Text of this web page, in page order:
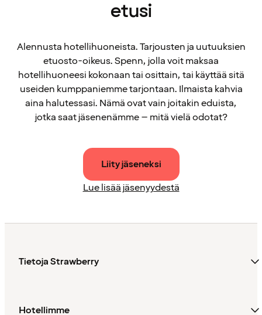
etusi
Alennusta hotellihuoneista. Tarjousten ja uutuuksien
etuosto-oikeus. Spenn, jolla voit maksaa
hotellihuoneesi kokonaan tai osittain, tai käyttää sitä
useiden kumppaniemme tarjontaan. Ilmaista kahvia
aina halutessasi. Nämä ovat vain joitakin eduista,
jotka saat jäsenenämme – mitä vielä odotat?
Liity jäseneksi
Lue lisää jäsenyydestä
Tietoja Strawberry
Hotellimme